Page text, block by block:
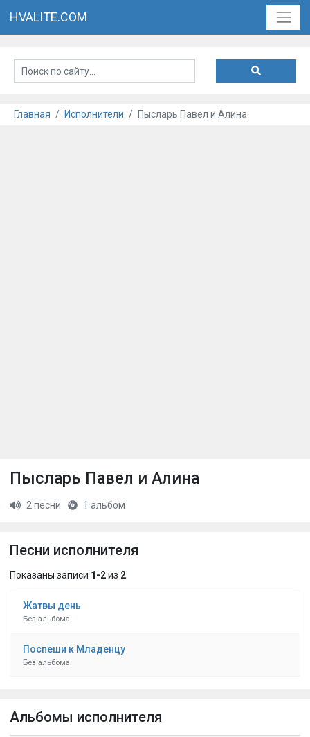
HVALITE.COM
Главная Исполнители Пысларь Павел и Алина
Пысларь Павел и Алина
2 песни 1 альбом
Песни исполнителя
Показаны записи 1-2из 2
Жатвы день
Без альбома
Поспеши к Младенцу
Без альбома
Альбомы исполнителя